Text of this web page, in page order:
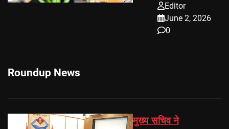
Editor
June 2, 2026
0
Roundup News
मुख्य सचिव ने